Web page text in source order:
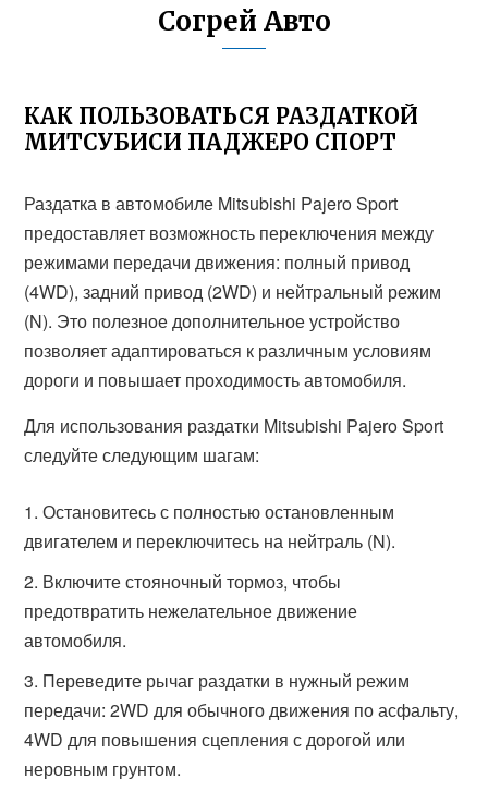
Согрей Авто
КАК ПОЛЬЗОВАТЬСЯ РАЗДАТКОЙ
МИТСУБИСИ ПАДЖЕРО СПОРТ
Раздатка в автомобиле Mitsubishi Pajero Sport
предоставляет возможность переключения между
режимами передачи движения: полный привод
(4WD), задний привод (2WD) и нейтральный режим
(N). Это полезное дополнительное устройство
позволяет адаптироваться к различным условиям
дороги и повышает проходимость автомобиля.
Для использования раздатки Mitsubishi Pajero Sport
следуйте следующим шагам:
Остановитесь с полностью остановленным
двигателем и переключитесь на нейтраль (N).
Включите стояночный тормоз, чтобы
предотвратить нежелательное движение
автомобиля.
Переведите рычаг раздатки в нужный режим
передачи: 2WD для обычного движения по асфальту,
4WD для повышения сцепления с дорогой или
неровным грунтом.